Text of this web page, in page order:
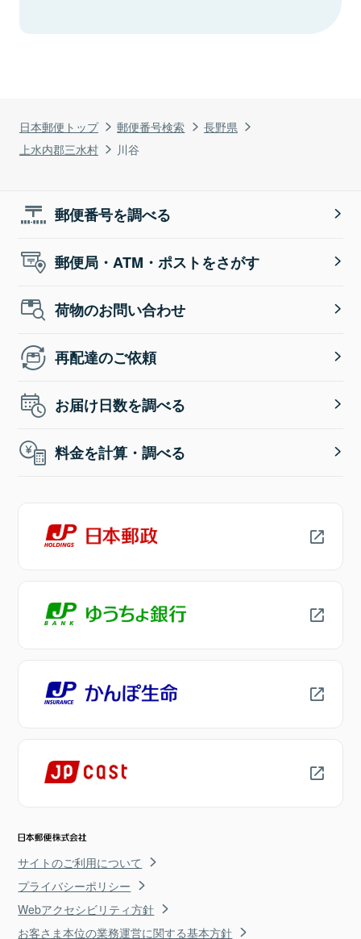
日本郵便トップ 郵便番号検索
長野県
上水内郡三水村
川谷
郵便番号を調べる
郵便局・ATM・ポストをさがす
荷物のお問い合わせ
再配達のご依頼
お届け日数を調べる
料金を計算・調べる
サイトのご利用について
プライバシーポリシー
Webアクセシビリティ方針
お客さま本位の業務運営に関する基本方針